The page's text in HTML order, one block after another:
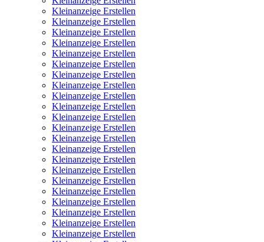
Kleinanzeige Erstellen
Kleinanzeige Erstellen
Kleinanzeige Erstellen
Kleinanzeige Erstellen
Kleinanzeige Erstellen
Kleinanzeige Erstellen
Kleinanzeige Erstellen
Kleinanzeige Erstellen
Kleinanzeige Erstellen
Kleinanzeige Erstellen
Kleinanzeige Erstellen
Kleinanzeige Erstellen
Kleinanzeige Erstellen
Kleinanzeige Erstellen
Kleinanzeige Erstellen
Kleinanzeige Erstellen
Kleinanzeige Erstellen
Kleinanzeige Erstellen
Kleinanzeige Erstellen
Kleinanzeige Erstellen
Kleinanzeige Erstellen
Kleinanzeige Erstellen